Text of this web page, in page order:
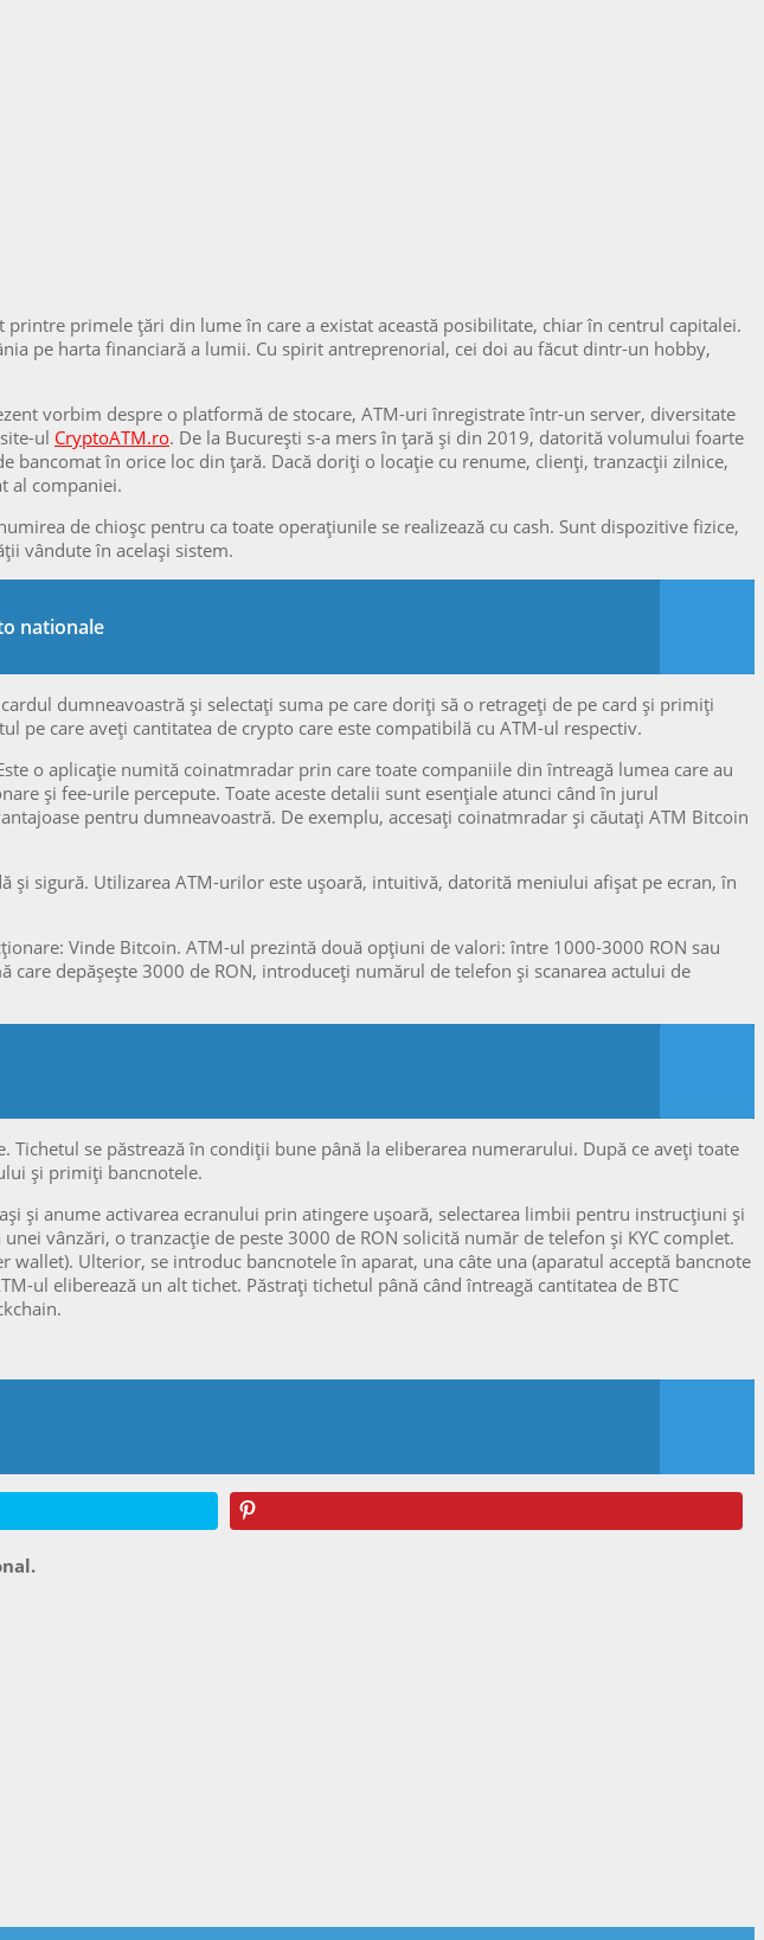
primele țări din lume în care a existat această posibilitate, chiar în centrul capitalei.
pe harta financiară a lumii. Cu spirit antreprenorial, cei doi au făcut dintr-un hobby,
vorbim despre o platformă de stocare, ATM-uri înregistrate într-un server, diversitate
ul CryptoATM.ro. De la București s-a mers în țară și din 2019, datorită volumului foarte
în orice loc din țară. Dacă doriți o locație cu renume, clienți, tranzacții zilnice,
al companiei.
de chioșc pentru ca toate operațiunile se realizează cu cash. Sunt dispozitive fizice,
vândute în același sistem.
nationale
dumneavoastră și selectați suma pe care doriți să o retrageți de pe card și primiți
pe care aveți cantitatea de crypto care este compatibilă cu ATM-ul respectiv.
o aplicație numită coinatmradar prin care toate companiile din întreagă lumea care au
și fee-urile percepute. Toate aceste detalii sunt esențiale atunci când în jurul
pentru dumneavoastră. De exemplu, accesați coinatmradar și căutați ATM Bitcoin
și sigură. Utilizarea ATM-urilor este ușoară, intuitivă, datorită meniului afișat pe ecran, în
Vinde Bitcoin. ATM-ul prezintă două opțiuni de valori: între 1000-3000 RON sau
care depășește 3000 de RON, introduceți numărul de telefon și scanarea actului de
se păstrează în condiții bune până la eliberarea numerarului. După ce aveți toate
și primiți bancnotele.
și anume activarea ecranului prin atingere ușoară, selectarea limbii pentru instrucțiuni și
vânzări, o tranzacție de peste 3000 de RON solicită număr de telefon și KYC complet.
Ulterior, se introduc bancnotele în aparat, una câte una (aparatul acceptă bancnote
ul eliberează un alt tichet. Păstrați tichetul până când întreagă cantitatea de BTC